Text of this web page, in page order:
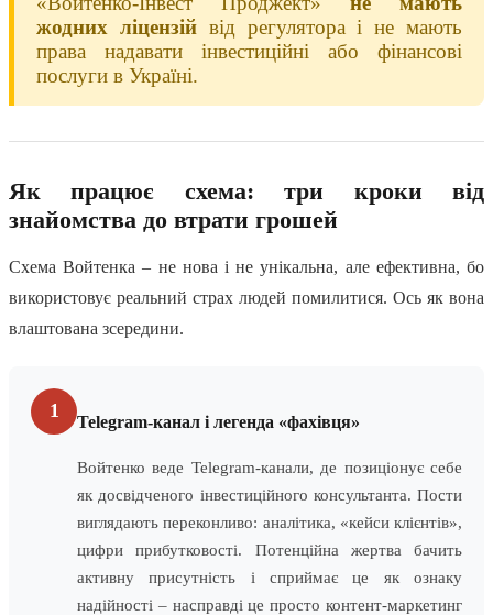
жодних ліцензійвід регулятора і не мають
права надавати інвестиційні або фінансові
послуги в Україні.
Як працює схема: три кроки від
знайомства до втрати грошей
Схема Войтенка – не нова і не унікальна, але ефективна, бо
використовує реальний страх людей помилитися. Ось як вона
влаштована зсередини.
1
Telegram-канал і легенда «фахівця»
Войтенко веде Telegram-канали, де позиціонує себе
як досвідченого інвестиційного консультанта. Пости
виглядають переконливо: аналітика, «кейси клієнтів»,
цифри прибутковості. Потенційна жертва бачить
активну присутність і сприймає це як ознаку
надійності – насправді це просто контент-маркетинг